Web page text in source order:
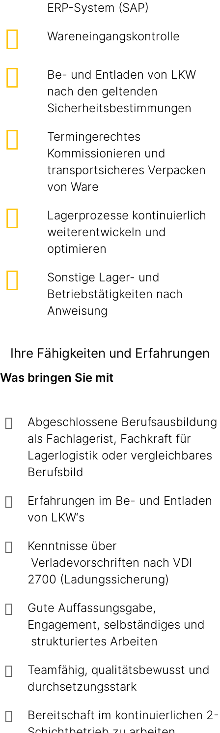
ERP-System (SAP)
Wareneingangskontrolle
Be- und Entladen von LKW
nach den geltenden
Sicherheitsbestimmungen
Termingerechtes
Kommissionieren und
transportsicheres Verpacken
von Ware
Lagerprozesse kontinuierlich
weiterentwickeln und
optimieren
Sonstige Lager- und
Betriebstätigkeiten nach
Anweisung
Ihre Fähigkeiten und Erfahrungen
Was bringen Sie mit
Abgeschlossene Berufsausbildung
als Fachlagerist, Fachkraft für
Lagerlogistik oder vergleichbares
Berufsbild
Erfahrungen im Be- und Entladen
von LKW‘s
Kenntnisse über
Verladevorschriften nach VDI
2700 (Ladungssicherung)
Gute Auffassungsgabe,
Engagement, selbständiges und
strukturiertes Arbeiten
Teamfähig, qualitätsbewusst und
durchsetzungsstark
Bereitschaft im kontinuierlichen 2-